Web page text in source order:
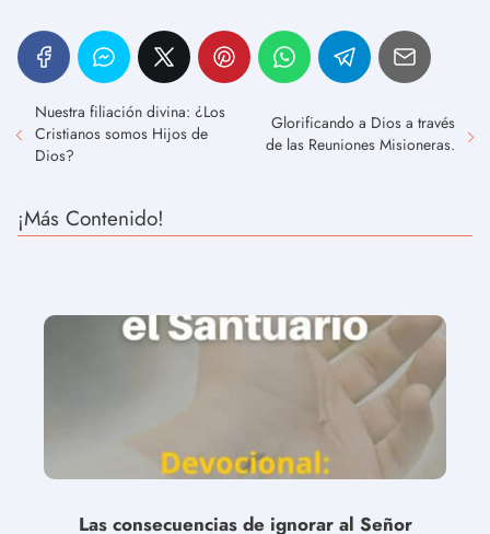
Nuestra filiación divina: ¿Los
Cristianos somos Hijos de
Dios?
Glorificando a Dios a través
de las Reuniones Misioneras.
¡Más Contenido!
Las consecuencias de ignorar al Señor